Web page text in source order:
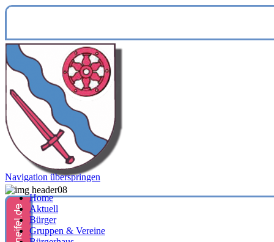
Navigation überspringen
Home
Aktuell
Bürger
Gruppen & Vereine